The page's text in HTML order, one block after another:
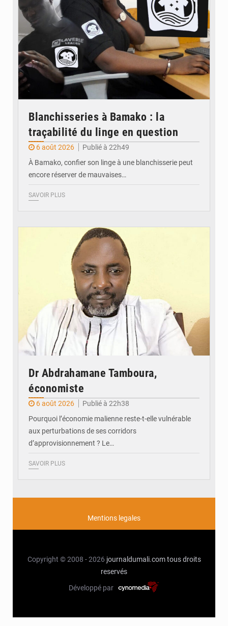
Blanchisseries à Bamako : la
traçabilité du linge en question
6 août 2026
Publié à 22h49
À Bamako, confier son linge à une blanchisserie peut
encore réserver de mauvaises…
SAVOIR PLUS
Dr Abdrahamane Tamboura,
économiste
6 août 2026
Publié à 22h38
Pourquoi l’économie malienne reste-t-elle vulnérable
aux perturbations de ses corridors
d’approvisionnement ? Le…
SAVOIR PLUS
Mentions legales
Copyright © 2008 - 2026 journaldumali.com tous droits
reservés
Développé par